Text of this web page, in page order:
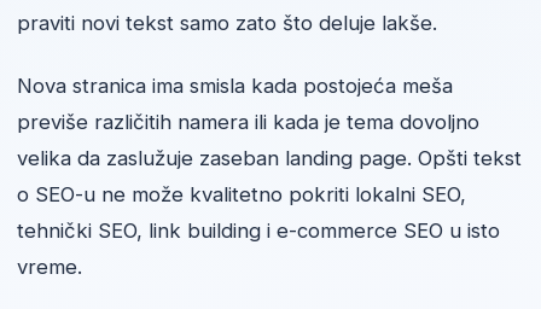
praviti novi tekst samo zato što deluje lakše.
Nova stranica ima smisla kada postojeća meša
previše različitih namera ili kada je tema dovoljno
velika da zaslužuje zaseban landing page. Opšti tekst
o SEO-u ne može kvalitetno pokriti lokalni SEO,
tehnički SEO, link building i e-commerce SEO u isto
vreme.